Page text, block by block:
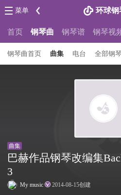
环球钢
菜单
首页 钢琴曲 钢琴谱 钢琴视
钢琴曲首页 曲集 电台 全部钢
曲集
巴赫作品钢琴改编集
3
My music 2014-08-15创建